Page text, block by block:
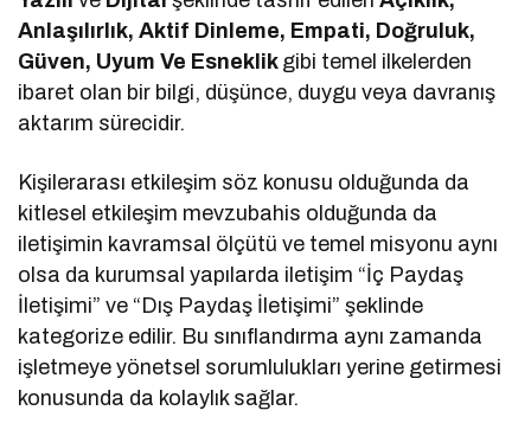
Anlaşılırlık, Aktif Dinleme, Empati, Doğruluk,
Güven, Uyum Ve Esneklik gibi temel ilkelerden
ibaret olan bir bilgi, düşünce, duygu veya davranış
aktarım sürecidir.
Kişilerarası etkileşim söz konusu olduğunda da
kitlesel etkileşim mevzubahis olduğunda da
iletişimin kavramsal ölçütü ve temel misyonu aynı
olsa da kurumsal yapılarda iletişim “İç Paydaş
İletişimi” ve “Dış Paydaş İletişimi” şeklinde
kategorize edilir. Bu sınıflandırma aynı zamanda
işletmeye yönetsel sorumlulukları yerine getirmesi
konusunda da kolaylık sağlar.